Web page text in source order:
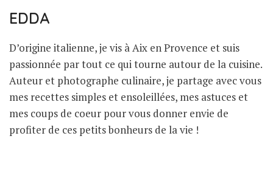
EDDA
D’origine italienne, je vis à Aix en Provence et suis
passionnée par tout ce qui tourne autour de la cuisine.
Auteur et photographe culinaire, je partage avec vous
mes recettes simples et ensoleillées, mes astuces et
mes coups de coeur pour vous donner envie de
profiter de ces petits bonheurs de la vie !